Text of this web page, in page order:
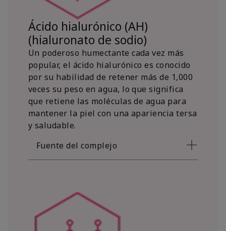
Ácido hialurónico (AH)
(hialuronato de sodio)
Un poderoso humectante cada vez más
popular, el ácido hialurónico es conocido
por su habilidad de retener más de 1,000
veces su peso en agua, lo que significa
que retiene las moléculas de agua para
mantener la piel con una apariencia tersa
y saludable.
Fuente del complejo